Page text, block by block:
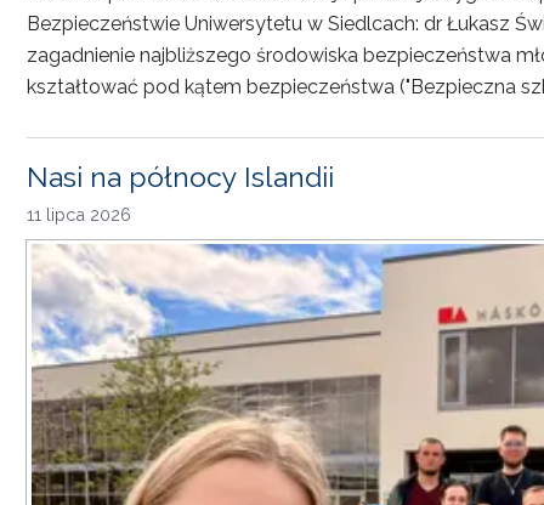
Bezpieczeństwie Uniwersytetu w Siedlcach: dr Łukasz
zagadnienie najbliższego środowiska bezpieczeństwa
kształtować pod kątem bezpieczeństwa ("Bezpieczna
Nasi na północy Islandii
11 lipca 2026